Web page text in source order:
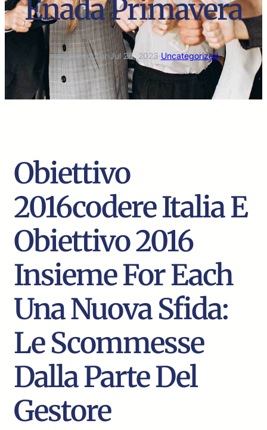
Enada Primavera
marco.tradutor·Jul 26, 2023·Uncategorized
Obiettivo
2016codere Italia E
Obiettivo 2016
Insieme For Each
Una Nuova Sfida:
Le Scommesse
Dalla Parte Del
Gestore